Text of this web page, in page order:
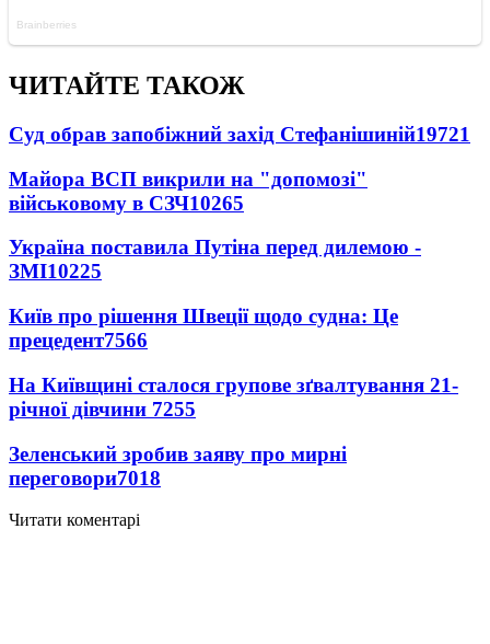
ЧИТАЙТЕ ТАКОЖ
Суд обрав запобіжний захід Стефанішиній19721
Майора ВСП викрили на "допомозі"
військовому в СЗЧ10265
Україна поставила Путіна перед дилемою -
ЗМІ10225
Київ про рішення Швеції щодо судна: Це
прецедент7566
На Київщині сталося групове зґвалтування 21-
річної дівчини 7255
Зеленський зробив заяву про мирні
переговори7018
Читати коментарі